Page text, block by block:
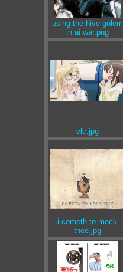
using the hive golem
in ai war.png
vlc.jpg
i cometh to mock
thee.jpg